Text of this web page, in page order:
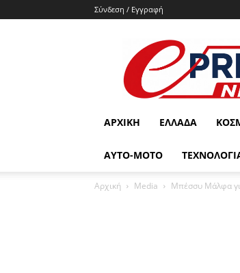
Σύνδεση / Εγγραφή
e-
ΑΡΧΙΚΉ ΕΛΛΆΔΑ
ΑΥΤΟ-ΜΟΤΟ
Αρχική Media Μπέσσυ Μάλφα